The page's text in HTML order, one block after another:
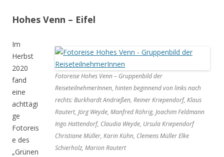
Hohes Venn – Eifel
Fotoreise Hohes Venn – Gruppenbild der
ReiseteilnehmerInnen, hinten beginnend von links nach
rechts: Burkhardt Andrießen, Reiner Kriependorf, Klaus
Rautert, Jörg Weyde, Manfred Röhrig, Joachim Feldmann
Ingo Hattendorf, Claudia Weyde, Ursula Kriependorf
Christiane Müller, Karin Kühn, Clemens Müller Elke
Schierholz, Marion Rautert
Im
Herbst
2020
fand
eine
achttägi
ge
Fotoreis
e des
„Grünen